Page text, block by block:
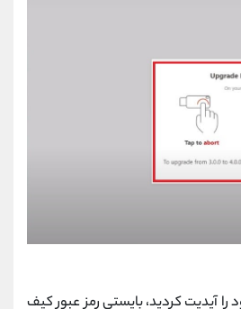
را آپدیت کردید، بایستی رمز عبور کیف